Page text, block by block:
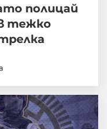
полицай
тежко